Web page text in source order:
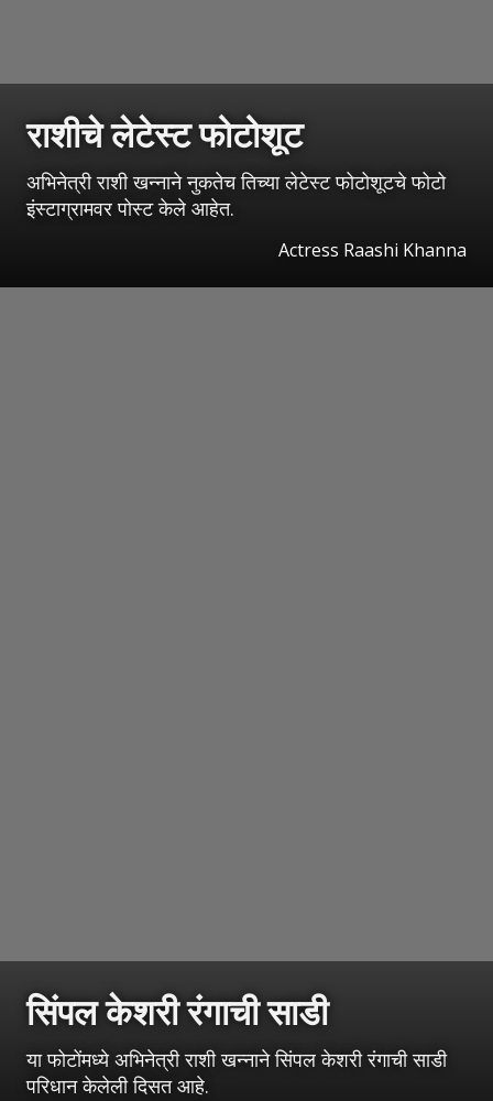
राशीचे लेटेस्ट फोटोशूट
अभिनेत्री राशी खन्नाने नुकतेच तिच्या लेटेस्ट फोटोशूटचे फोटो
इंस्टाग्रामवर पोस्ट केले आहेत.
Actress Raashi Khanna
सिंपल केशरी रंगाची साडी
या फोटोंमध्ये अभिनेत्री राशी खन्नाने सिंपल केशरी रंगाची साडी
परिधान केलेली दिसत आहे.